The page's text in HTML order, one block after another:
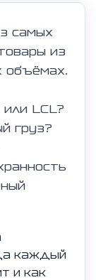
самых
из
объёмах.
LCL?
груз?
каждый
и как